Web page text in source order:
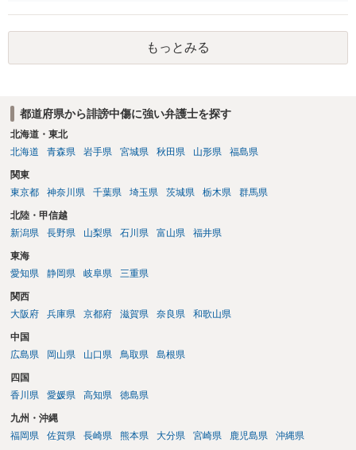
と存じます。発信者情報開示請求が進むと、投稿に使った回線の契約
者のところに、意見照会がなされます。アカウント情報開示の場合
は、アカウントの登録メールに意見照会がなされます。 また、された
場合賠償金はいくらでしょうか。 →ケースバイケースであり、数万円
もっとみる
都道府県から誹謗中傷に強い弁護士を探す
北海道・東北
北海道
青森県 岩手県 宮城県 秋田県 山形県 福島県
関東
東京都
神奈川県 千葉県 埼玉県 茨城県 栃木県 群馬県
北陸・甲信越
新潟県
長野県 山梨県 石川県 富山県 福井県
東海
愛知県
静岡県 岐阜県 三重県
関西
大阪府
兵庫県 京都府 滋賀県 奈良県 和歌山県
中国
広島県
岡山県 山口県 鳥取県 島根県
四国
香川県
愛媛県 高知県 徳島県
九州・沖縄
福岡県
佐賀県 長崎県 熊本県 大分県 宮崎県 鹿児島県 沖縄県